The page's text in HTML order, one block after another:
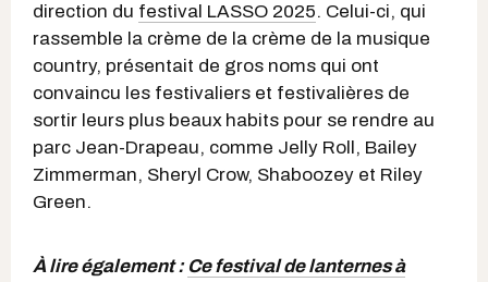
direction du festival LASSO 2025. Celui-ci, qui
rassemble la crème de la crème de la musique
country, présentait de gros noms qui ont
convaincu les festivaliers et festivalières de
sortir leurs plus beaux habits pour se rendre au
parc Jean-Drapeau, comme Jelly Roll, Bailey
Zimmerman, Sheryl Crow, Shaboozey et Riley
Green.
À lire également : Ce festival de lanternes à